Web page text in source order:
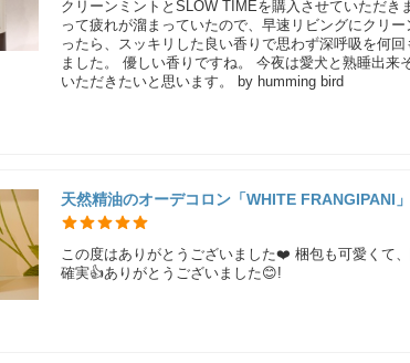
クリーンミントとSLOW TIMEを購入させていただ
って疲れが溜まっていたので、早速リビングにクリ
ったら、スッキリした良い香りで思わず深呼吸を何
ました。 優しい香りですね。 今夜は愛犬と熟睡出
いただきたいと思います。 by humming bird
天然精油のオーデコロン「WHITE FRANGIPANI
この度はありがとうございました❤️ 梱包も可愛くて
確実👍ありがとうございました😊!